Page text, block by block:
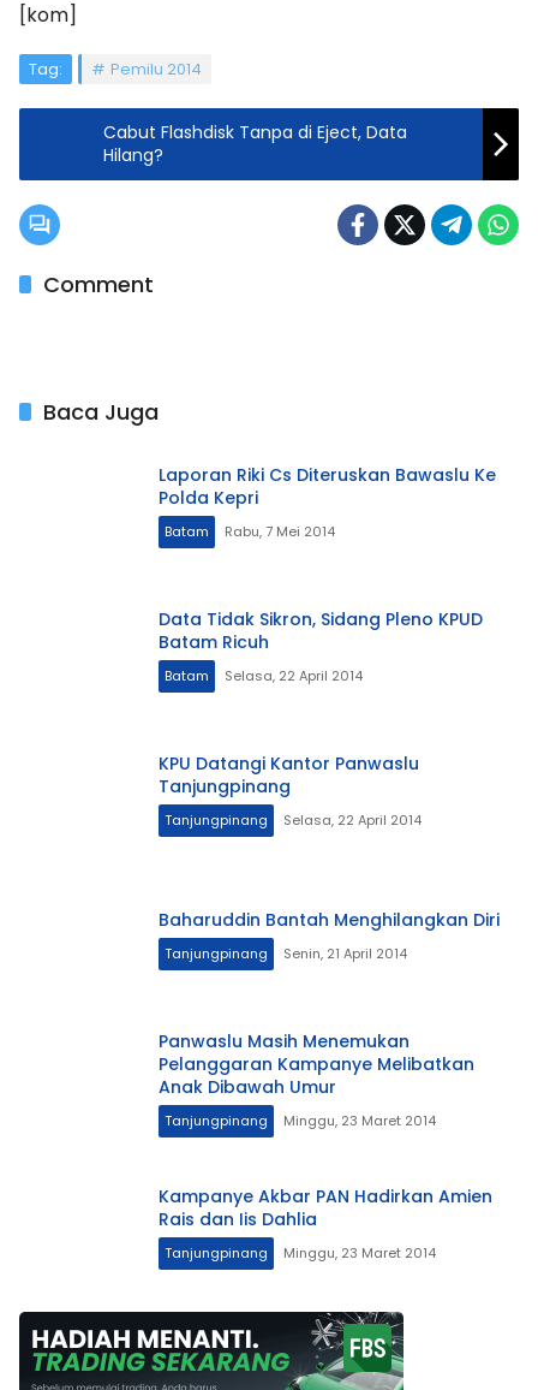
[kom]
Tag: Pemilu 2014
Cabut Flashdisk Tanpa di Eject, Data
Hilang?
Comment
Baca Juga
Laporan Riki Cs Diteruskan Bawaslu Ke
Polda Kepri
Batam Rabu, 7 Mei 2014
Data Tidak Sikron, Sidang Pleno KPUD
Batam Ricuh
Batam Selasa, 22 April 2014
KPU Datangi Kantor Panwaslu
Tanjungpinang
Tanjungpinang Selasa, 22 April 2014
Baharuddin Bantah Menghilangkan Diri
Tanjungpinang Senin, 21 April 2014
Panwaslu Masih Menemukan
Pelanggaran Kampanye Melibatkan
Anak Dibawah Umur
Tanjungpinang Minggu, 23 Maret 2014
Kampanye Akbar PAN Hadirkan Amien
Rais dan Iis Dahlia
Tanjungpinang Minggu, 23 Maret 2014